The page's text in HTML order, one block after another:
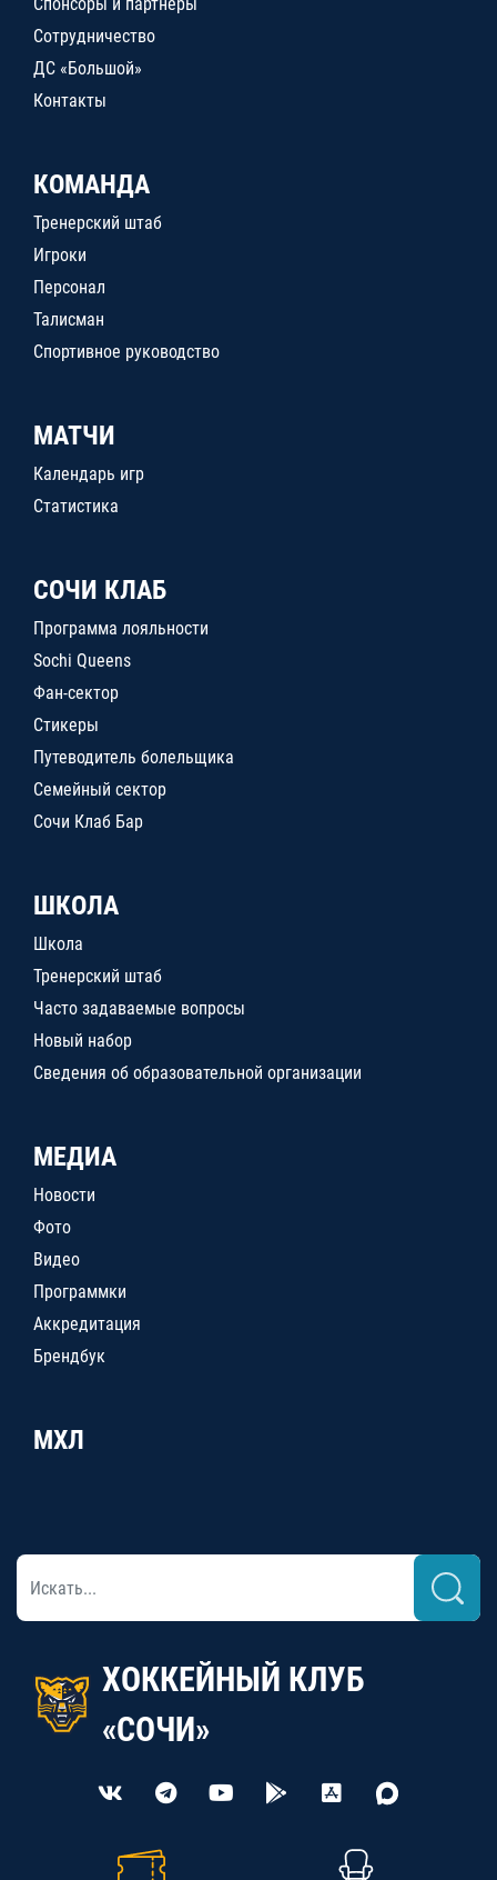
Сотрудничество
ДС «Большой»
Контакты
КОМАНДА
Тренерский штаб
Игроки
Персонал
Талисман
Спортивное руководство
МАТЧИ
Календарь игр
Статистика
СОЧИ КЛАБ
Программа лояльности
Sochi Queens
Фан-сектор
Стикеры
Путеводитель болельщика
Семейный сектор
Сочи Клаб Бар
ШКОЛА
Школа
Тренерский штаб
Часто задаваемые вопросы
Новый набор
Сведения об образовательной организации
МЕДИА
Новости
Фото
Видео
Программки
Аккредитация
Брендбук
МХЛ
ХОККЕЙНЫЙ КЛУБ
«СОЧИ»